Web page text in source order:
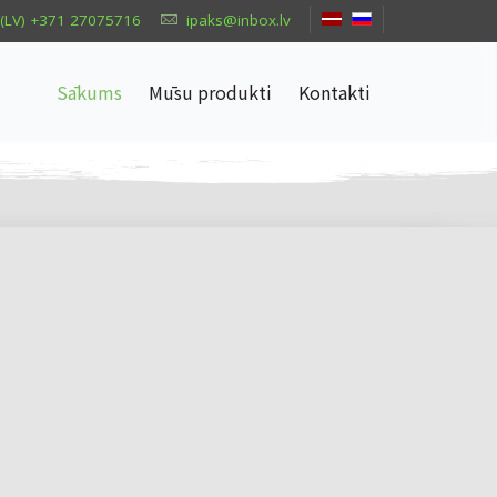
(LV) +371 27075716 ipaks@inbox.lv
Sākums Mūsu produkti Kontakti